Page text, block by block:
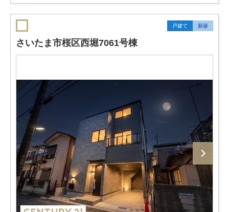
戸建て 新築
さいたま市桜区西堀7061号棟